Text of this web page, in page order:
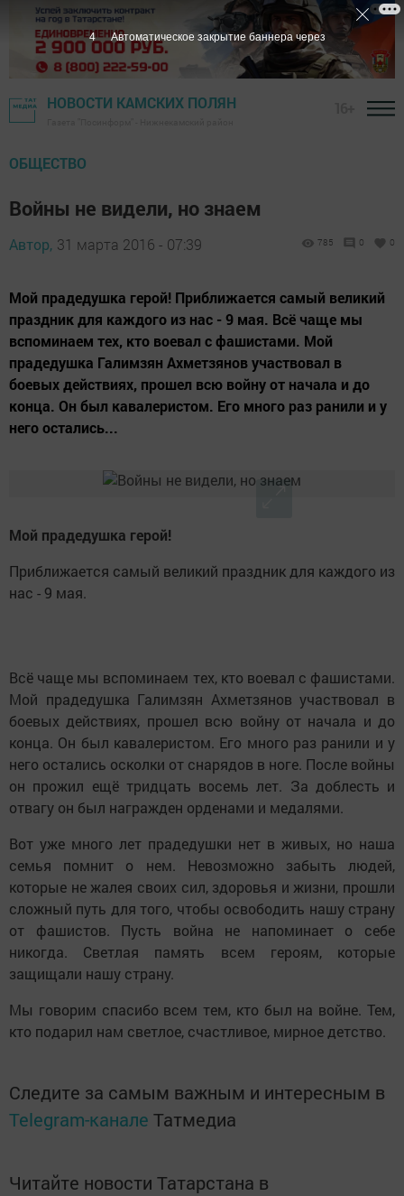
НОВОСТИ КАМСКИХ ПОЛЯН
ОБЩЕСТВО
Войны не видели, но знаем
Автор, 31 марта 2016 - 07:39 785 0 0
Мой прадедушка герой! Приближается самый великий
праздник для каждого из нас - 9 мая. Всё чаще мы
вспоминаем тех, кто воевал с фашистами. Мой
прадедушка Галимзян Ахметзянов участвовал в
боевых действиях, прошел всю войну от начала и до
конца. Он был кавалеристом. Его много раз ранили и у
него остались...
Мой прадедушка герой!
Приближается самый великий праздник для каждого из
нас - 9 мая.
Всё чаще мы вспоминаем тех, кто воевал с фашистами.
Мой прадедушка Галимзян Ахметзянов участвовал в
боевых действиях, прошел всю войну от начала и до
конца. Он был кавалеристом. Его много раз ранили и у
него остались осколки от снарядов в ноге. После войны
он прожил ещё тридцать восемь лет. За доблесть и
отвагу он был награжден орденами и медалями.
Вот уже много лет прадедушки нет в живых, но наша
семья помнит о нем. Невозможно забыть людей,
которые не жалея своих сил, здоровья и жизни, прошли
сложный путь для того, чтобы освободить нашу страну
от фашистов. Пусть война не напоминает о себе
никогда. Светлая память всем героям, которые
защищали нашу страну.
Мы говорим спасибо всем тем, кто был на войне. Тем,
кто подарил нам светлое, счастливое, мирное детство.
Следите за самым важным и интересным в
Telegram-канале Татмедиа
Читайте новости Татарстана в
3 Автоматическое закрытие баннера через